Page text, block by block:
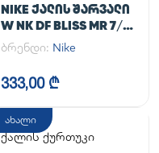
NIKE ᲥᲐᲚᲘᲡ ᲨᲐᲠᲕᲐᲚᲘ
W NK DF BLISS MR 7/8
JOGGER
ბრენდი: Nike
333,00 ₾
ახალი
ქალის ქურთუკი